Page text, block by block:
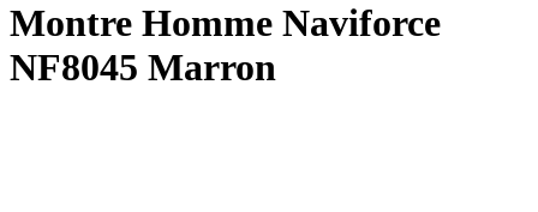
Montre Homme Naviforce
NF8045 Marron